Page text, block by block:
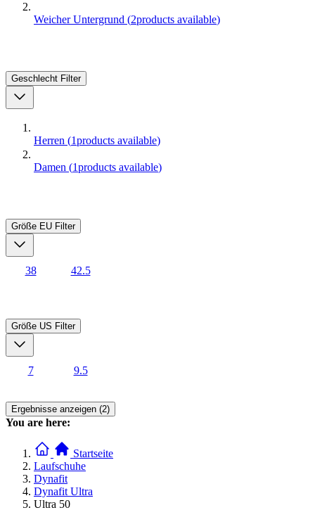
Weicher Untergrund (2products available)
Geschlecht Filter
Herren (1products available)
Damen (1products available)
Größe EU Filter
38 42.5
Größe US Filter
7 9.5
Ergebnisse anzeigen (2)
You are here:
Startseite
Laufschuhe
Dynafit
Dynafit Ultra
Ultra 50